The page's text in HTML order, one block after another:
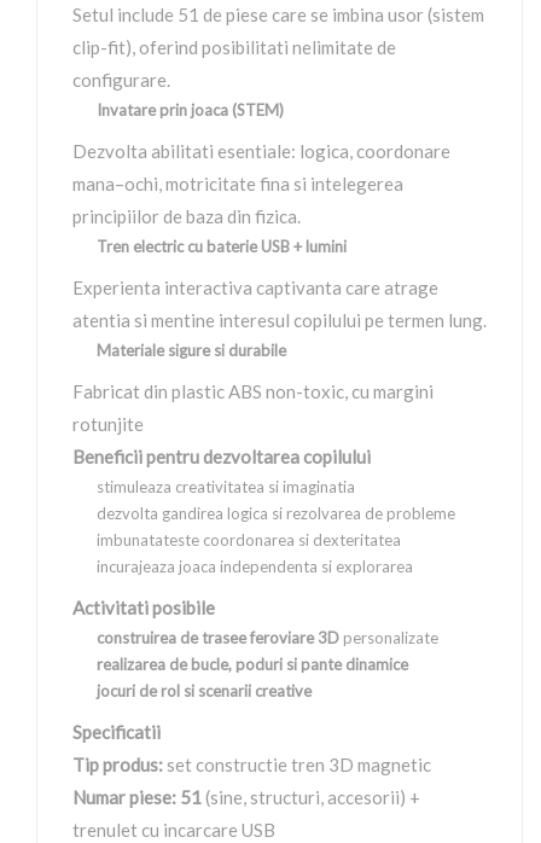
Setul include 51 de piese care se imbina usor (sistem
clip-fit), oferind posibilitati nelimitate de
configurare.
Invatare prin joaca (STEM)
Dezvolta abilitati esentiale: logica, coordonare
mana–ochi, motricitate fina si intelegerea
principiilor de baza din fizica.
Tren electric cu baterie USB + lumini
Experienta interactiva captivanta care atrage
atentia si mentine interesul copilului pe termen lung.
Materiale sigure si durabile
Fabricat din plastic ABS non-toxic, cu margini
rotunjite
Beneficii pentru dezvoltarea copilului
stimuleaza creativitatea si imaginatia
dezvolta gandirea logica si rezolvarea de probleme
imbunatateste coordonarea si dexteritatea
incurajeaza joaca independenta si explorarea
Activitati posibile
construirea de trasee feroviare 3D personalizate
realizarea de bucle, poduri si pante dinamice
jocuri de rol si scenarii creative
Specificatii
Tip produs: set constructie tren 3D magnetic
Numar piese: 51(sine, structuri, accesorii) +
trenulet cu incarcare USB